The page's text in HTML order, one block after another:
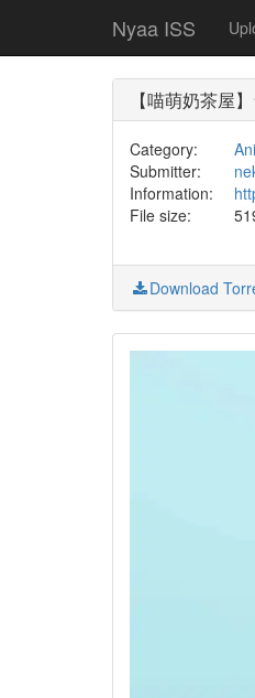
Nyaa ISS
【喵萌奶茶屋
Category:
Submitter:
Information:
File size:
Download